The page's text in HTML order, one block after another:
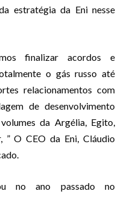
estratégia da Eni nesse
finalizar acordos e
o gás russo até
relacionamentos com
de desenvolvimento
da Argélia, Egito,
” O CEO da Eni, Cláudio
no ano passado no